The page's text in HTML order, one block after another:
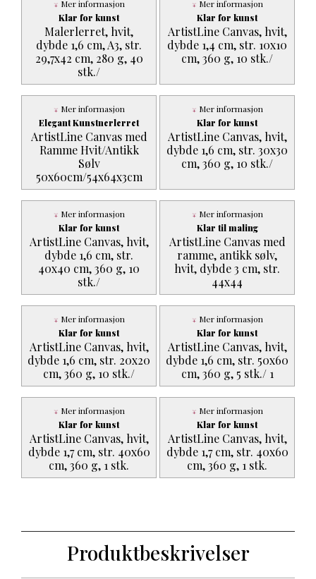
Klar for kunst
Malerlerret, hvit,
dybde 1,6 cm, A3, str.
29,7x42 cm, 280 g, 40
stk./
Mer informasjon
Klar for kunst
ArtistLine Canvas, hvit,
dybde 1,4 cm, str. 10x10
cm, 360 g, 10 stk./
Mer informasjon
Elegant Kunstnerlerret
ArtistLine Canvas med
Ramme Hvit/Antikk
Sølv
50x60cm/54x64x3cm
Mer informasjon
Klar for kunst
ArtistLine Canvas, hvit,
dybde 1,6 cm, str. 30x30
cm, 360 g, 10 stk./
Mer informasjon
Klar for kunst
ArtistLine Canvas, hvit,
dybde 1,6 cm, str.
40x40 cm, 360 g, 10
stk./
Mer informasjon
Klar til maling
ArtistLine Canvas med
ramme, antikk sølv,
hvit, dybde 3 cm, str.
44x44
Mer informasjon
Klar for kunst
ArtistLine Canvas, hvit,
dybde 1,6 cm, str. 20x20
cm, 360 g, 10 stk./
Mer informasjon
Klar for kunst
ArtistLine Canvas, hvit,
dybde 1,6 cm, str. 50x60
cm, 360 g, 5 stk./ 1
Mer informasjon
Klar for kunst
ArtistLine Canvas, hvit,
dybde 1,7 cm, str. 40x60
cm, 360 g, 1 stk.
Mer informasjon
Klar for kunst
ArtistLine Canvas, hvit,
dybde 1,7 cm, str. 40x60
cm, 360 g, 1 stk.
Mer informasjon
Produktbeskrivelser